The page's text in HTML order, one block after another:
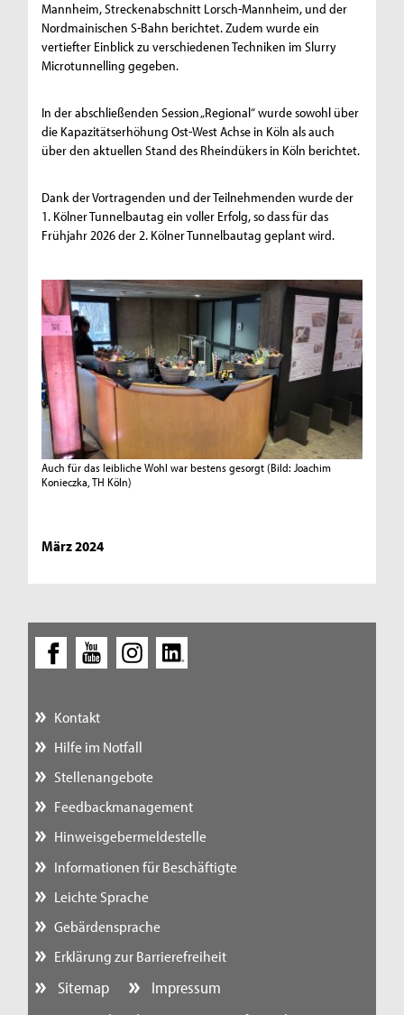
Mannheim, Streckenabschnitt Lorsch-Mannheim, und der
Nordmainischen S-Bahn berichtet. Zudem wurde ein
vertiefter Einblick zu verschiedenen Techniken im Slurry
Microtunnelling gegeben.
In der abschließenden Session „Regional“ wurde sowohl über
die Kapazitätserhöhung Ost-West Achse in Köln als auch
über den aktuellen Stand des Rheindükers in Köln berichtet.
Dank der Vortragenden und der Teilnehmenden wurde der
1. Kölner Tunnelbautag ein voller Erfolg, so dass für das
Frühjahr 2026 der 2. Kölner Tunnelbautag geplant wird.
Auch für das leibliche Wohl war bestens gesorgt (Bild: Joachim
Konieczka, TH Köln)
März 2024
Kontakt
Hilfe im Notfall
Stellenangebote
Feedbackmanagement
Hinweisgebermeldestelle
Informationen für Beschäftigte
Leichte Sprache
Gebärdensprache
Erklärung zur Barrierefreiheit
Sitemap
Impressum